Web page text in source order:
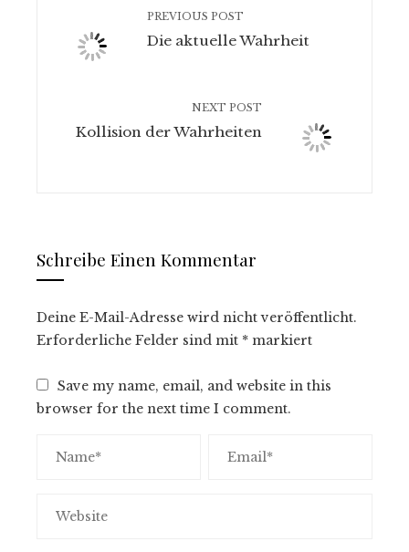
PREVIOUS POST
Die aktuelle Wahrheit
NEXT POST
Kollision der Wahrheiten
Schreibe Einen Kommentar
Deine E-Mail-Adresse wird nicht veröffentlicht.
Erforderliche Felder sind mit * markiert
Save my name, email, and website in this
browser for the next time I comment.